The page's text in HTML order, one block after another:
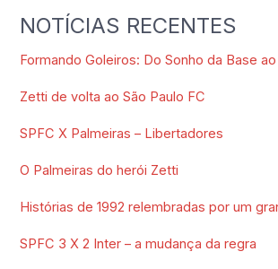
NOTÍCIAS RECENTES
Formando Goleiros: Do Sonho da Base
Zetti de volta ao São Paulo FC
SPFC X Palmeiras – Libertadores
O Palmeiras do herói Zetti
Histórias de 1992 relembradas por um
SPFC 3 X 2 Inter – a mudança da regra